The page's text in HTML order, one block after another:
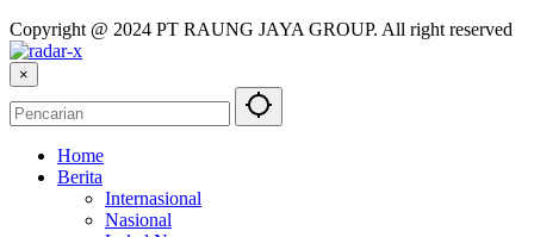
Copyright @ 2024 PT RAUNG JAYA GROUP. All right reserved
×
Home
Berita
Internasional
Nasional